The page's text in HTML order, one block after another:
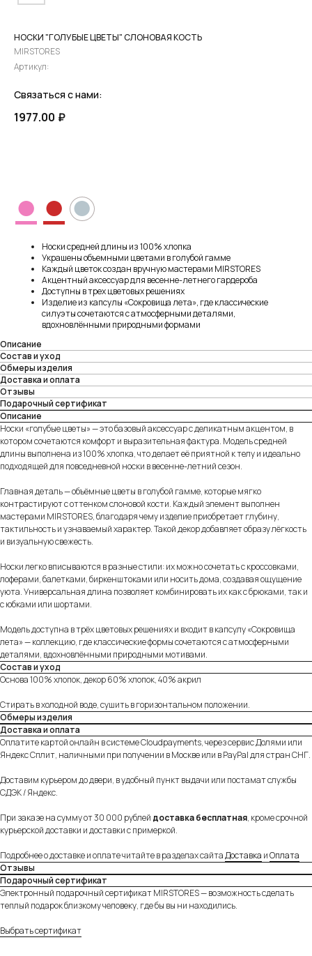
НОСКИ "ГОЛУБЫЕ ЦВЕТЫ" СЛОНОВАЯ КОСТЬ
MIRSTORES
Артикул:
Связаться с нами:
1977.00 ₽
● ●●
Носки средней длины из 100% хлопка
Украшены объемными цветами в голубой гамме
Каждый цветок создан вручную мастерами MIRSTORES
Акцентный аксессуар для весенне-летнего гардероба
Доступны в трех цветовых решениях
Изделие из капсулы «Сокровища лета», где классические
силуэты сочетаются с атмосферными деталями,
вдохновлёнными природными формами
Описание
Состав и уход
Обмеры изделия
Доставка и оплата
Отзывы
Подарочный сертификат
Описание
Носки «голубые цветы» — это базовый аксессуар с деликатным акцентом, в
котором сочетаются комфорт и выразительная фактура. Модель средней
длины выполнена из 100% хлопка, что делает её приятной к телу и идеально
подходящей для повседневной носки в весенне-летний сезон.
Главная деталь — объёмные цветы в голубой гамме, которые мягко
контрастируют с оттенком слоновой кости. Каждый элемент выполнен
мастерами MIRSTORES, благодаря чему изделие приобретает глубину,
тактильность и узнаваемый характер. Такой декор добавляет образу лёгкость
и визуальную свежесть.
Носки легко вписываются в разные стили: их можно сочетать с кроссовками,
лоферами, балетками, биркенштоками или носить дома, создавая ощущение
уюта. Универсальная длина позволяет комбинировать их как с брюками, так и
с юбками или шортами.
Модель доступна в трёх цветовых решениях и входит в капсулу «Сокровища
лета» — коллекцию, где классические формы сочетаются с атмосферными
деталями, вдохновлёнными природными мотивами.
Состав и уход
Основа 100% хлопок, декор 60% хлопок, 40% акрил
Стирать в холодной воде, сушить в горизонтальном положении.
Обмеры изделия
Доставка и оплата
Оплатите картой онлайн в системе Cloudpayments, через сервис Долями или
Яндекс Сплит, наличными при получении в Москве или в PayPal для стран СНГ.
Доставим курьером до двери, в удобный пункт выдачи или постамат службы
СДЭК / Яндекс.
При заказе на сумму от 30 000 рублей доставка бесплатная, кроме срочной
курьерской доставки и доставки с примеркой.
Подробнее о доставке и оплате читайте в разделах сайтаДоставка иОплата
Отзывы
Подарочный сертификат
Электронный подарочный сертификат MIRSTORES — возможность сделать
теплый подарок близкому человеку, где бы вы ни находились.
Выбрать сертификат